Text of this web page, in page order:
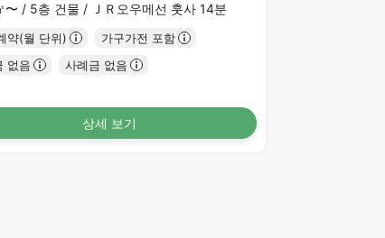
〜 / 5층 건물 / ＪＲ오우메선 훗사 14분
약(월 단위)
가구가전 포함
없음
사례금 없음
상세 보기